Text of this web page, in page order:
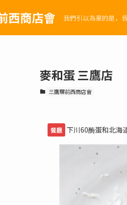
西商店會 我們引以為豪的是，
麥和蛋 三鷹店
三鷹驛前西商店會
餐廳 下川60酶蛋和北海